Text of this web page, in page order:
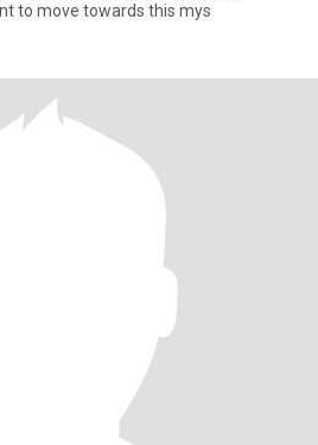
to move towards this mys